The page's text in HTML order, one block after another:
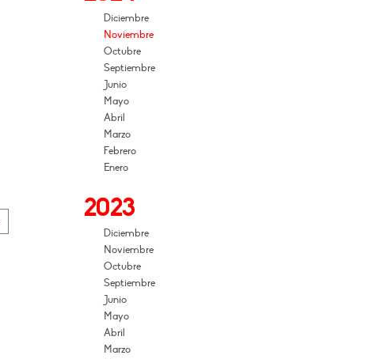
Diciembre
Noviembre
Octubre
Septiembre
Junio
Mayo
Abril
Marzo
Febrero
Enero
2023
Diciembre
Noviembre
Octubre
Septiembre
Junio
Mayo
Abril
Marzo